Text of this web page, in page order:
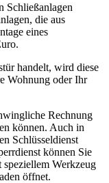
Schließanlagen
die aus
eines
handelt, wird diese
Wohnung oder Ihr
Rechnung
können. Auch in
Schlüsseldienst
können Sie
speziellem Werkzeug
öffnet.